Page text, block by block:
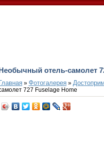
Необычный отель-самолет
» Фотогалерея»
727 Fuselage Home